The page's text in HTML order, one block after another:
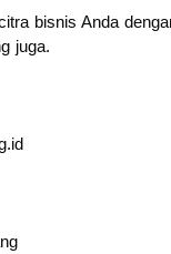
bisnis Anda
juga.